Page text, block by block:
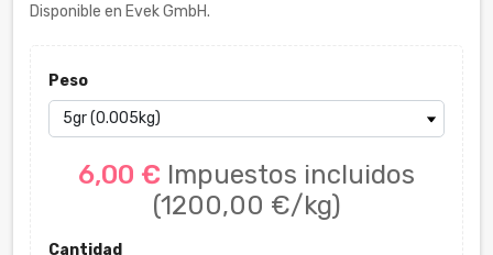
Disponible en Evek GmbH.
Peso
6,00 € Impuestos incluidos
(1200,00 €/kg)
Cantidad